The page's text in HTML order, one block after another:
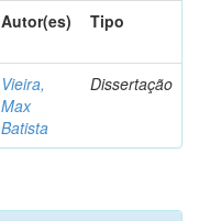
Autor(es) Tipo
Vieira,
Max
Batista
Dissertação